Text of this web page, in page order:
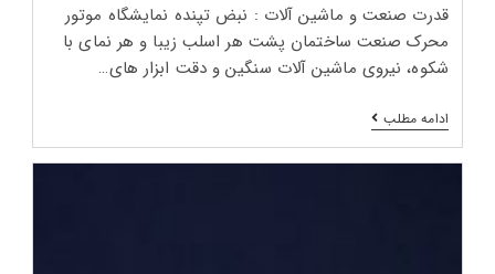
قدرت صنعت و ماشین‌ آلات : نبض تپنده نمایشگاه موتور
محرک صنعت ساختمان پشت هر اسلب زیبا و هر نمای با
شکوه، نیروی ماشین‌ آلات سنگین و دقت ابزار های…
ادامه مطلبنمایشگاه
بین‌
المللی